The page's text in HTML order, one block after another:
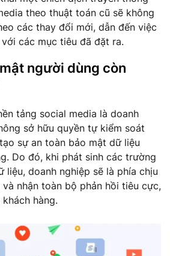
theo thuật toán cũ sẽ không
các thay đổi mới, dẫn đến việc
các mục tiêu đã đặt ra.
người dùng còn
tảng social media là doanh
sở hữu quyền tự kiểm soát
sự an toàn bảo mật dữ liệu
Do đó, khi phát sinh các trường
liệu, doanh nghiệp sẽ là phía chịu
nhận toàn bộ phản hồi tiêu cực,
hàng.